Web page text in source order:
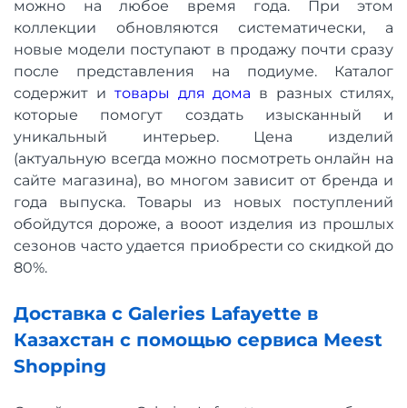
можно на любое время года. При этом
коллекции обновляются систематически, а
новые модели поступают в продажу почти сразу
после представления на подиуме. Каталог
содержит и товары для дома в разных стилях,
которые помогут создать изысканный и
уникальный интерьер. Цена изделий
(актуальную всегда можно посмотреть онлайн на
сайте магазина), во многом зависит от бренда и
года выпуска. Товары из новых поступлений
обойдутся дороже, а вооот изделия из прошлых
сезонов часто удается приобрести со скидкой до
80%.
Доставка с Galeries Lafayette в
Казахстан с помощью сервиса Meest
Shopping